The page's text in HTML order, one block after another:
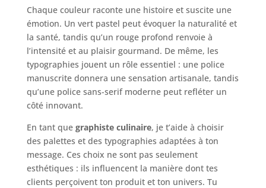
Chaque couleur raconte une histoire et suscite une
émotion. Un vert pastel peut évoquer la naturalité et
la santé, tandis qu’un rouge profond renvoie à
l’intensité et au plaisir gourmand. De même, les
typographies jouent un rôle essentiel : une police
manuscrite donnera une sensation artisanale, tandis
qu’une police sans-serif moderne peut refléter un
côté innovant.
En tant que graphiste culinaire, je t’aide à choisir
des palettes et des typographies adaptées à ton
message. Ces choix ne sont pas seulement
esthétiques : ils influencent la manière dont tes
clients perçoivent ton produit et ton univers. Tu